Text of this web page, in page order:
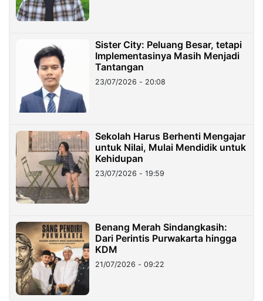
Sister City: Peluang Besar, tetapi
Implementasinya Masih Menjadi
Tantangan
23/07/2026 - 20:08
Sekolah Harus Berhenti Mengajar
untuk Nilai, Mulai Mendidik untuk
Kehidupan
23/07/2026 - 19:59
Benang Merah Sindangkasih:
Dari Perintis Purwakarta hingga
KDM
21/07/2026 - 09:22